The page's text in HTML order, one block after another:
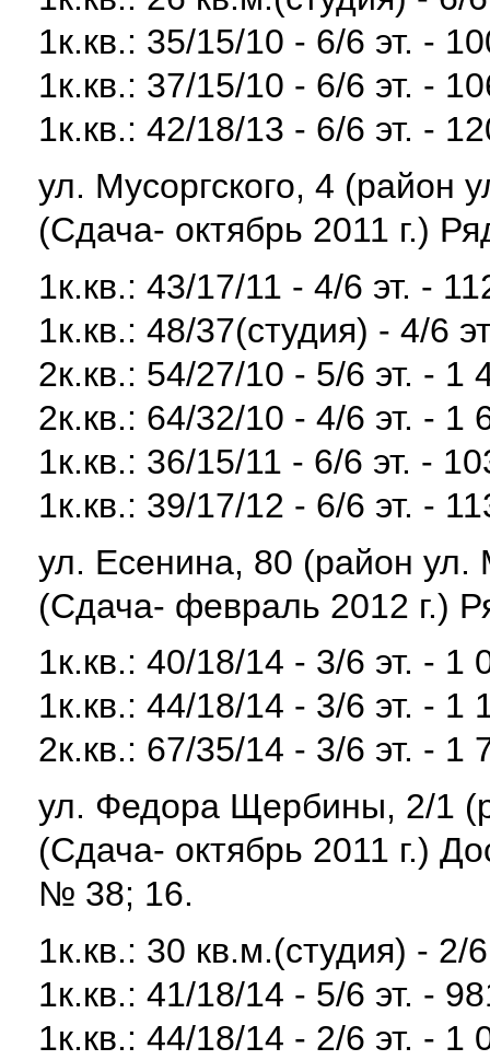
1к.кв.: 35/15/10 - 6/6 эт. -
1к.кв.: 37/15/10 - 6/6 эт. -
1к.кв.: 42/18/13 - 6/6 эт. -
ул. Мусоргского, 4 (район
(Сдача- октябрь 2011 г.)
1к.кв.: 43/17/11 - 4/6 эт. -
1к.кв.: 48/37(студия) - 4/6
2к.кв.: 54/27/10 - 5/6 эт. - 1
2к.кв.: 64/32/10 - 4/6 эт. - 1
1к.кв.: 36/15/11 - 6/6 эт. -
1к.кв.: 39/17/12 - 6/6 эт. -
ул. Есенина, 80 (район ул.
(Сдача- февраль 2012 г.)
1к.кв.: 40/18/14 - 3/6 эт. - 1
1к.кв.: 44/18/14 - 3/6 эт. - 1
2к.кв.: 67/35/14 - 3/6 эт. - 1
ул. Федора Щербины, 2/1
(Сдача- октябрь 2011 г.)
№ 38; 16.
1к.кв.: 30 кв.м.(студия) - 2/
1к.кв.: 41/18/14 - 5/6 эт. -
1к.кв.: 44/18/14 - 2/6 эт. - 1